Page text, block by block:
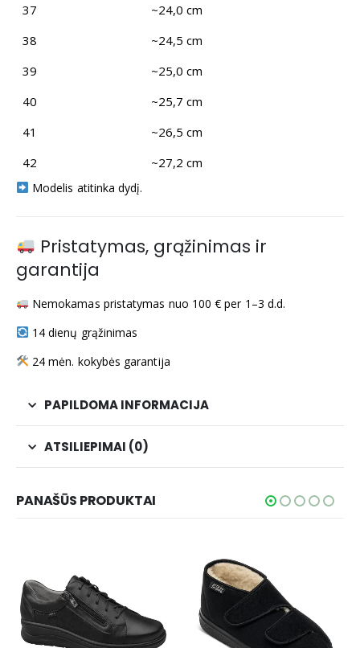
37
~24,0 cm
38
~24,5 cm
39
~25,0 cm
40
~25,7 cm
41
~26,5 cm
42
~27,2 cm
Modelis atitinka dydį.
Pristatymas, grąžinimas ir
garantija
Nemokamas pristatymas nuo 100 € per 1–3 d.d.
14 dienų grąžinimas
24 mėn. kokybės garantija
PAPILDOMA INFORMACIJA
ATSILIEPIMAI (0)
PANAŠŪS PRODUKTAI